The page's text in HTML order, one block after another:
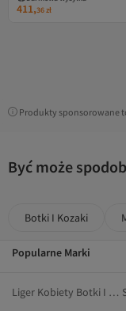
411,36zł
Produkty sponsorowane
Być może
Botki I Kozaki
Popularne Marki
Liger Kobiety Botki I Kozaki